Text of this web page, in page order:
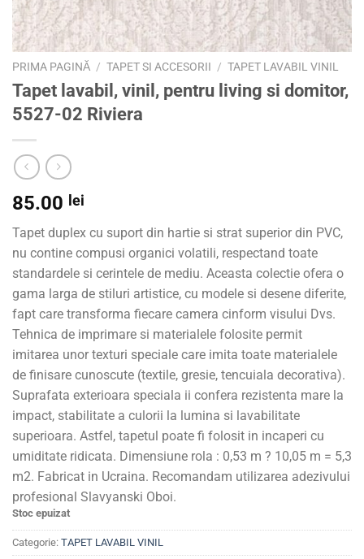
PRIMA PAGINĂ / TAPET SI ACCESORII / TAPET LAVABIL VINIL
Tapet lavabil, vinil, pentru living si domitor,
5527-02 Riviera
85.00 lei
Tapet duplex cu suport din hartie si strat superior din PVC,
nu contine compusi organici volatili, respectand toate
standardele si cerintele de mediu. Aceasta colectie ofera o
gama larga de stiluri artistice, cu modele si desene diferite,
fapt care transforma fiecare camera cinform visului Dvs.
Tehnica de imprimare si materialele folosite permit
imitarea unor texturi speciale care imita toate materialele
de finisare cunoscute (textile, gresie, tencuiala decorativa).
Suprafata exterioara speciala ii confera rezistenta mare la
impact, stabilitate a culorii la lumina si lavabilitate
superioara. Astfel, tapetul poate fi folosit in incaperi cu
umiditate ridicata. Dimensiune rola : 0,53 m ? 10,05 m = 5,3
m2. Fabricat in Ucraina. Recomandam utilizarea adezivului
profesional Slavyanski Oboi.
Stoc epuizat
Categorie: TAPET LAVABIL VINIL